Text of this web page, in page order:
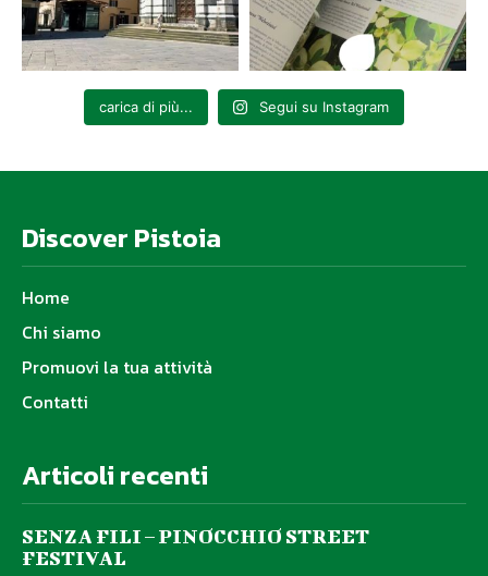
carica di più... Segui su Instagram
Discover Pistoia
Home
Chi siamo
Promuovi la tua attività
Contatti
Articoli recenti
SENZA FILI – PINOCCHIO STREET
FESTIVAL